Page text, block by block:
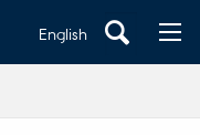
English